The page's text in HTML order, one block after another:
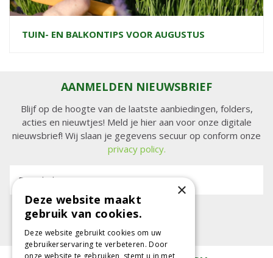
TUIN- EN BALKONTIPS VOOR AUGUSTUS
AANMELDEN NIEUWSBRIEF
Blijf op de hoogte van de laatste aanbiedingen, folders,
acties en nieuwtjes! Meld je hier aan voor onze digitale
nieuwsbrief! Wij slaan je gegevens secuur op conform onze
privacy policy.
E-mailadres: ×
Deze website maakt
gebruik van cookies.
Deze website gebruikt cookies om uw
gebruikerservaring te verbeteren. Door
onze website te gebruiken, stemt u in met